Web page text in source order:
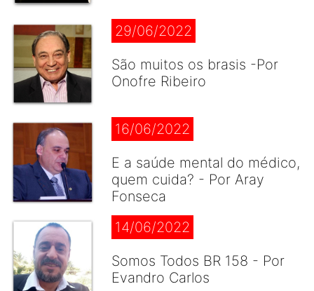
29/06/2022
São muitos os brasis -Por
Onofre Ribeiro
16/06/2022
E a saúde mental do médico,
quem cuida? - Por Aray
Fonseca
14/06/2022
Somos Todos BR 158 - Por
Evandro Carlos